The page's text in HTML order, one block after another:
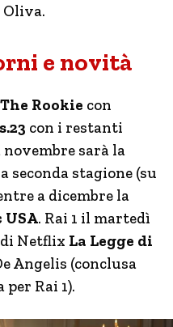
e novità
The Rookie con
con i restanti
novembre sarà la
seconda stagione (su
a dicembre la
USA. Rai 1 il martedì
Netflix La Legge di
Angelis (conclusa
Rai 1).